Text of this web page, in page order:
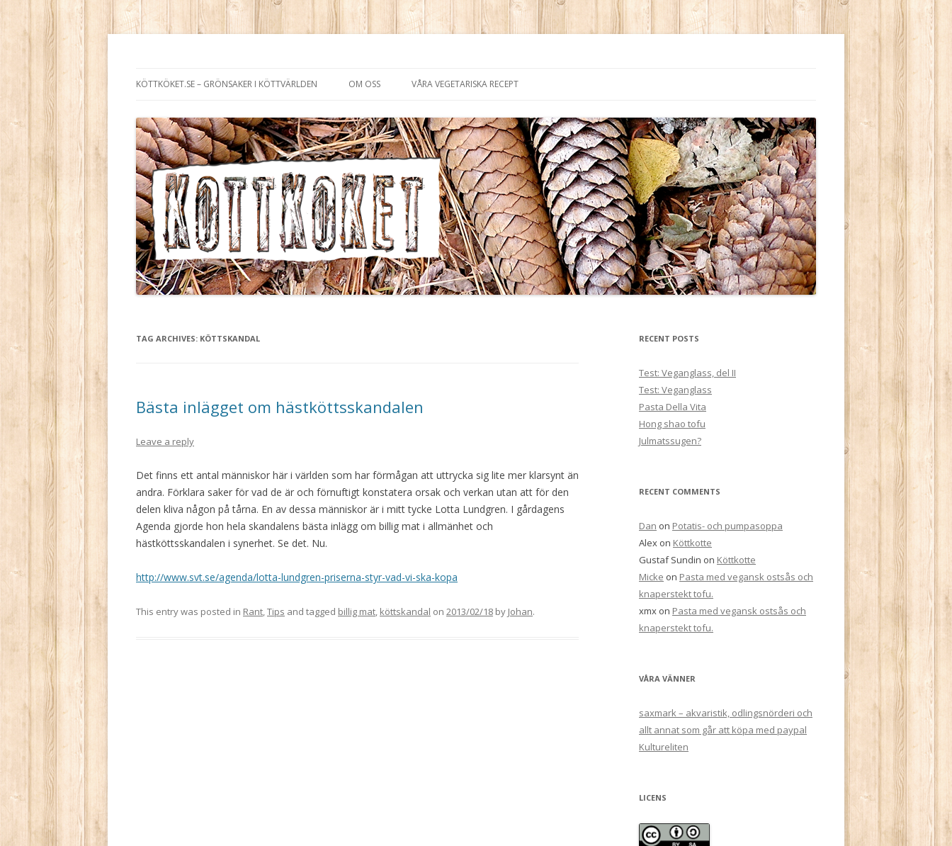
to
KÖTTKÖKET.SE – GRÖNSAKER I KÖTTVÄRLDEN OM OSS VÅRA VEGETARISKA RECEPT
TAG ARCHIVES: KÖTTSKANDAL
Bästa inlägget om hästköttsskandalen
Leave a reply
Det finns ett antal människor här i världen som har förmågan att uttrycka sig lite mer klarsynt än
andra. Förklara saker för vad de är och förnuftigt konstatera orsak och verkan utan att för den
delen kliva någon på tårna. En av dessa människor är i mitt tycke Lotta Lundgren. I gårdagens
Agenda gjorde hon hela skandalens bästa inlägg om billig mat i allmänhet och
hästköttsskandalen i synerhet. Se det. Nu.
http://www.svt.se/agenda/lotta-lundgren-priserna-styr-vad-vi-ska-kopa
This entry was posted in Rant,Tips and tagged billig mat, köttskandal on 2013/02/18 by Johan.
RECENT POSTS
Test: Veganglass, del II
Test: Veganglass
Pasta Della Vita
Hong shao tofu
Julmatssugen?
RECENT COMMENTS
Dan on Potatis- och pumpasoppa
Alex on Köttkotte
Gustaf Sundin on Köttkotte
Micke on Pasta med vegansk ostsås och
knaperstekt tofu.
xmx on Pasta med vegansk ostsås och
knaperstekt tofu.
VÅRA VÄNNER
saxmark – akvaristik, odlingsnörderi och
allt annat som går att köpa med paypal
Kultureliten
LICENS